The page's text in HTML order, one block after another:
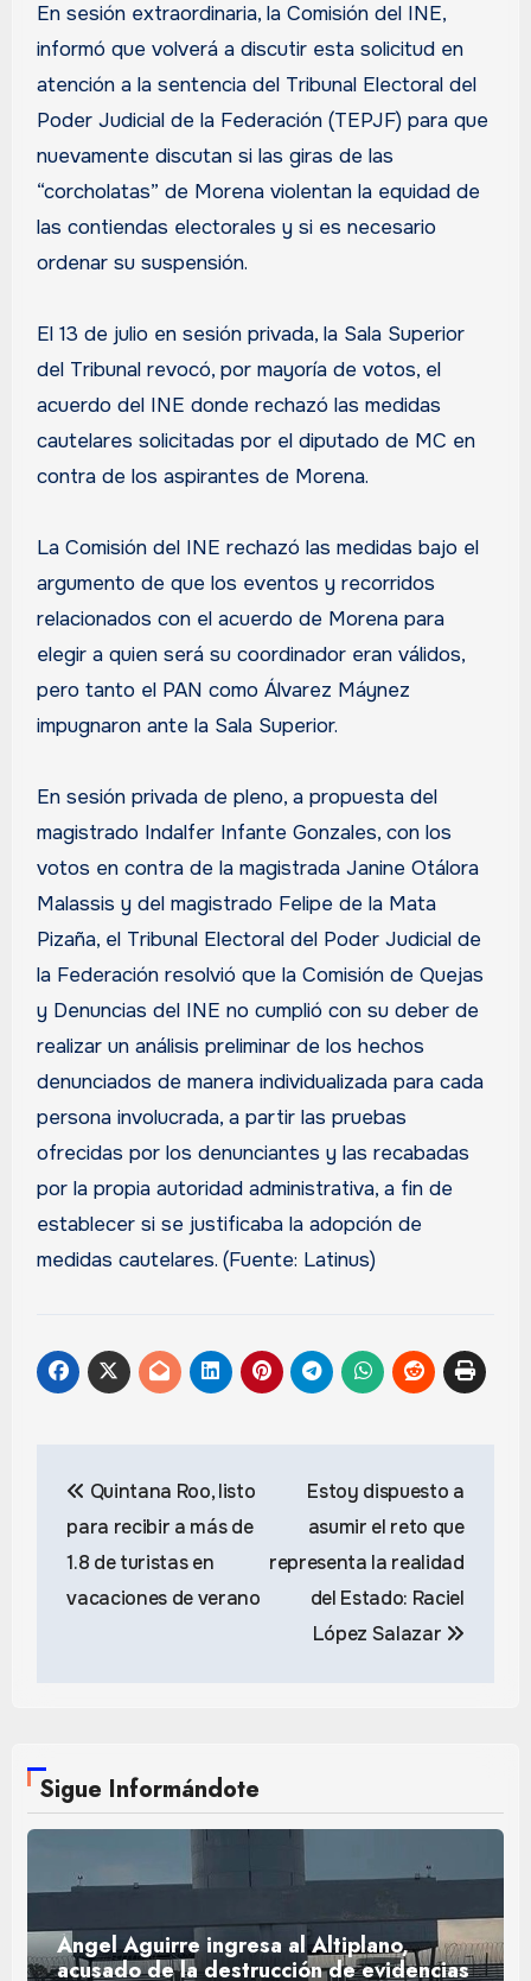
En sesión extraordinaria, la Comisión del INE,
informó que volverá a discutir esta solicitud en
atención a la sentencia del Tribunal Electoral del
Poder Judicial de la Federación (TEPJF) para que
nuevamente discutan si las giras de las
“corcholatas” de Morena violentan la equidad de
las contiendas electorales y si es necesario
ordenar su suspensión.
El 13 de julio en sesión privada, la Sala Superior
del Tribunal revocó, por mayoría de votos, el
acuerdo del INE donde rechazó las medidas
cautelares solicitadas por el diputado de MC en
contra de los aspirantes de Morena.
La Comisión del INE rechazó las medidas bajo el
argumento de que los eventos y recorridos
relacionados con el acuerdo de Morena para
elegir a quien será su coordinador eran válidos,
pero tanto el PAN como Álvarez Máynez
impugnaron ante la Sala Superior.
En sesión privada de pleno, a propuesta del
magistrado Indalfer Infante Gonzales, con los
votos en contra de la magistrada Janine Otálora
Malassis y del magistrado Felipe de la Mata
Pizaña, el Tribunal Electoral del Poder Judicial de
la Federación resolvió que la Comisión de Quejas
y Denuncias del INE no cumplió con su deber de
realizar un análisis preliminar de los hechos
denunciados de manera individualizada para cada
persona involucrada, a partir las pruebas
ofrecidas por los denunciantes y las recabadas
por la propia autoridad administrativa, a fin de
establecer si se justificaba la adopción de
medidas cautelares. (Fuente: Latinus)
de
entradas
Quintana Roo, listo
para recibir a más de
1.8 de turistas en
vacaciones de verano
Estoy dispuesto a
asumir el reto que
representa la realidad
del Estado: Raciel
López Salazar
Sigue Informándote
Ángel Aguirre ingresa al Altiplano,
acusado de la destrucción de evidencias